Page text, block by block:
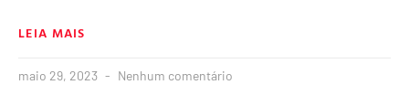
LEIA MAIS
maio 29, 2023 Nenhum comentário